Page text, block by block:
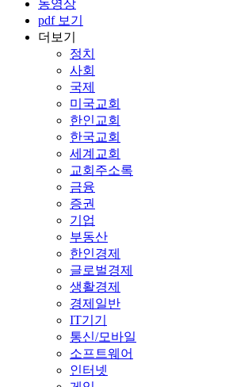
동영상
pdf 보기
더보기
정치
사회
국제
미국교회
한인교회
한국교회
세계교회
교회주소록
금융
증권
기업
부동산
한인경제
글로벌경제
생활경제
경제일반
IT기기
통신/모바일
소프트웨어
인터넷